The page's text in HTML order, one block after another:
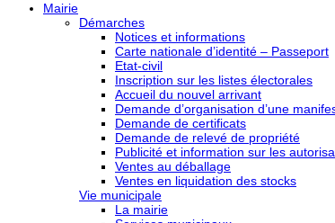
Mairie
Démarches
Notices et informations
Carte nationale d’identité – Passeport
Etat-civil
Inscription sur les listes électorales
Accueil du nouvel arrivant
Demande d’organisation d’une
Demande de certificats
Demande de relevé de propriété
Publicité et information sur les
Ventes au déballage
Ventes en liquidation des stocks
Vie municipale
La mairie